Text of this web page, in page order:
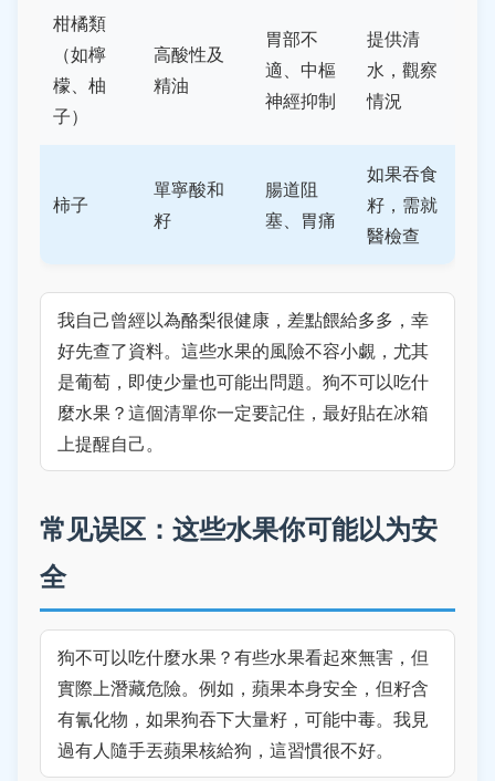
柑橘類
（如檸
檬、柚
子）
高酸性及
精油
胃部不
適、中樞
神經抑制
提供清
水，觀察
情況
柿子
單寧酸和
籽
腸道阻
塞、胃痛
如果吞食
籽，需就
醫檢查
我自己曾經以為酪梨很健康，差點餵給多多，幸
好先查了資料。這些水果的風險不容小覷，尤其
是葡萄，即使少量也可能出問題。狗不可以吃什
麼水果？這個清單你一定要記住，最好貼在冰箱
上提醒自己。
常见误区：这些水果你可能以为安
全
狗不可以吃什麼水果？有些水果看起來無害，但
實際上潛藏危險。例如，蘋果本身安全，但籽含
有氰化物，如果狗吞下大量籽，可能中毒。我見
過有人隨手丟蘋果核給狗，這習慣很不好。